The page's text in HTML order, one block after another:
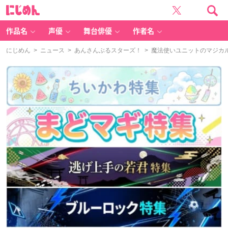
作品名 声優 舞台俳優 作者名
にじめん > ニュース > あんさんぶるスターズ！ > 魔法使いユニットのマジカ